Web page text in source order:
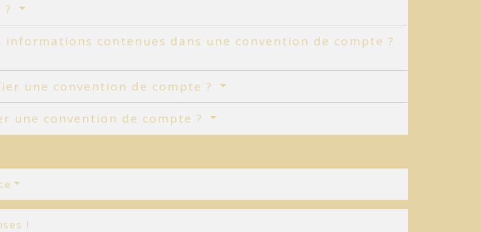
informations contenues dans une convention de compte ?
une convention de compte ?
une convention de compte ?
!